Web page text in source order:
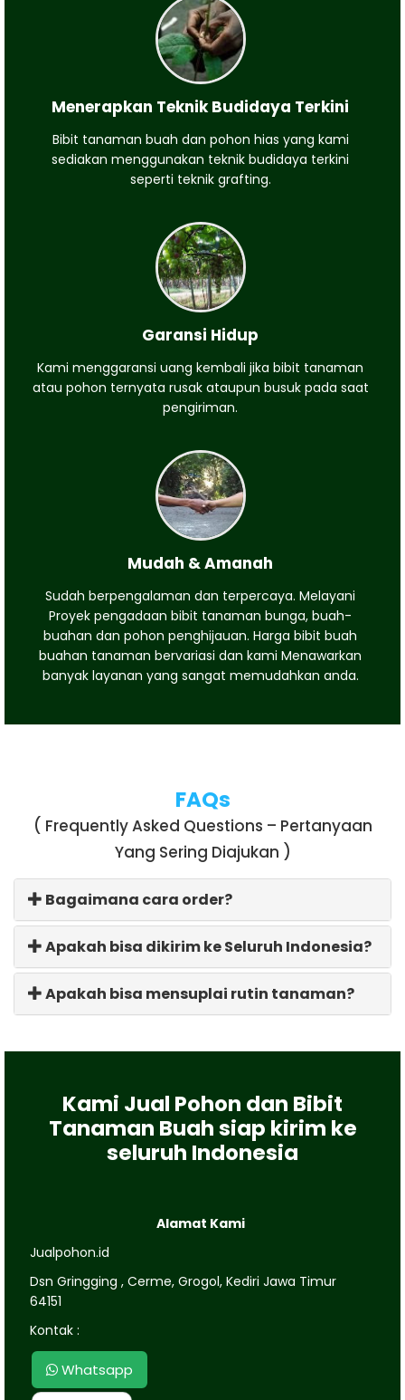
Menerapkan Teknik Budidaya Terkini
Bibit tanaman buah dan pohon hias yang kami
sediakan menggunakan teknik budidaya terkini
seperti teknik grafting.
Garansi Hidup
Kami menggaransi uang kembali jika bibit tanaman
atau pohon ternyata rusak ataupun busuk pada saat
pengiriman.
Mudah & Amanah
Sudah berpengalaman dan terpercaya. Melayani
Proyek pengadaan bibit tanaman bunga, buah-
buahan dan pohon penghijauan. Harga bibit buah
buahan tanaman bervariasi dan kami Menawarkan
banyak layanan yang sangat memudahkan anda.
FAQs
( Frequently Asked Questions – Pertanyaan
Yang Sering Diajukan )
Bagaimana cara order?
Apakah bisa dikirim ke Seluruh Indonesia?
Apakah bisa mensuplai rutin tanaman?
Kami Jual Pohon dan Bibit
Tanaman Buah siap kirim ke
seluruh Indonesia
Alamat Kami
Jualpohon.id
Dsn Gringging , Cerme, Grogol, Kediri Jawa Timur
64151
Kontak :
Whatsapp